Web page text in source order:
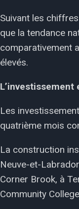
Suivant les
que la tendance
comparativement
élevés.
Les
quatrième mois
La construction
Neuve-et-
Corner Brook, à
Community